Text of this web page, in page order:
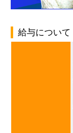
給与について